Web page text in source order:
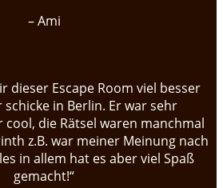
– Ami
dieser Escape Room viel besser
schicke in Berlin. Er war sehr
die Rätsel waren manchmal
z.B. war meiner Meinung nach
in allem hat es aber viel Spaß
gemacht!“